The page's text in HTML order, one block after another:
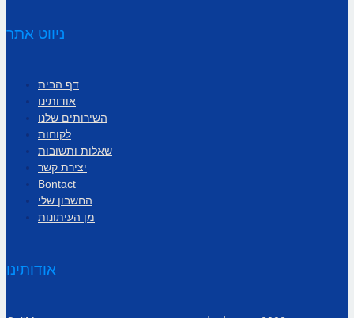
ניווט אתר
דף הבית
אודותינו
השירותים שלנו
לקוחות
שאלות ותשובות
יצירת קשר
Bontact
החשבון שלי
מן העיתונות
אודותינו